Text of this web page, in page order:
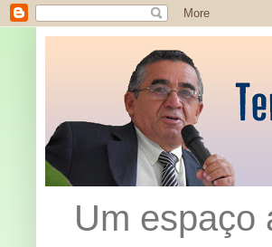
Um espaço